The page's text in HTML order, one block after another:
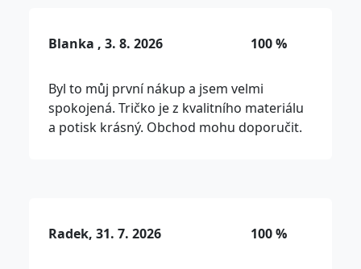
Blanka , 3. 8. 2026 100 %
Byl to můj první nákup a jsem velmi
spokojená. Tričko je z kvalitního materiálu
a potisk krásný. Obchod mohu doporučit.
Radek, 31. 7. 2026 100 %